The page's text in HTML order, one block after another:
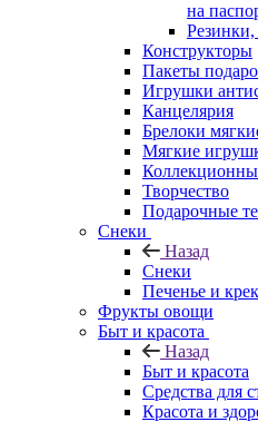
на
Резинки,
Конструкторы
Пакеты
Игрушки
Канцелярия
Брелоки
Мягкие
Творчество
Подарочные
Снеки
Назад
Снеки
Печенье и
Фрукты овощи
Быт и красота
Назад
Быт и красота
Средства для
Красота и